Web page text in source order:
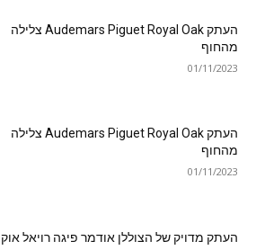
העתק Audemars Piguet Royal Oak צלילה
מהחוף
01/11/2023
העתק Audemars Piguet Royal Oak צלילה
מהחוף
01/11/2023
העתק מדויק של הצוללן אודמר פיגה רויאל אוק